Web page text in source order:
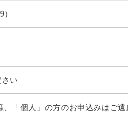
い
「個人」の方のお申込みはご遠